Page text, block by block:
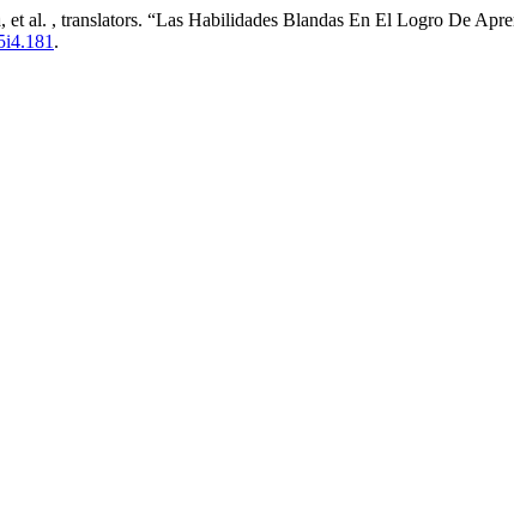
al. , translators. “Las Habilidades Blandas En El Logro De
.